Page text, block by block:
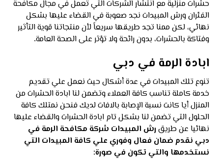
حشرات منزلية مع انتشار الشركات التي تعمل في مجال مكافحة
الفئران ورش المبيدات نجد صعوبة في القضاء عليها بشكل
نهائي، لكن ممنا تجد طريقها سريعاً لأن منتجاتنا قوية التأثير
وفتاكة بالحشرات، بدون رائحة ولا تؤثر على الصحة العامة.
ابادة الرمة في دبي
تنوع تلك المبيدات في عدة أشكال حيث نعمل علي تقديم
خدمة كاملة تناسب كافة العملاء وتضمن لنا ابادة الحشرات من
المنزل أيا كانت نسبة الإصابة بالافات لديك فنحن نمتلك كافة
الحلول التي تضمن لنا بشكل تام ابادة الحشرات والقضاء عليها
نهائيا عن طريق رش المبيدات شركة مكافحة الرمة في
دبي نقدم ضمان فعال وفوري علي كافة المبيدات التي
نستخدمها والتي تكون في صورة: